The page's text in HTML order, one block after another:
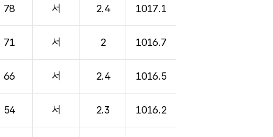
78 서 2.4 1017.1
71 서 2 1016.7
66 서 2.4 1016.5
54 서 2.3 1016.2